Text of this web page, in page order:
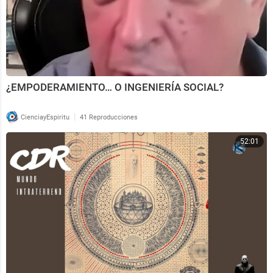
¿EMPODERAMIENTO… O INGENIERÍA SOCIAL?
CienciayEspiritu | 41 Reproducciones
52:01